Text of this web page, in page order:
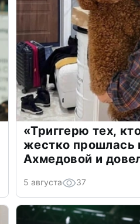
«Триггерю тех,
жестко прошлась
Ахмедовой и
5 августа 37